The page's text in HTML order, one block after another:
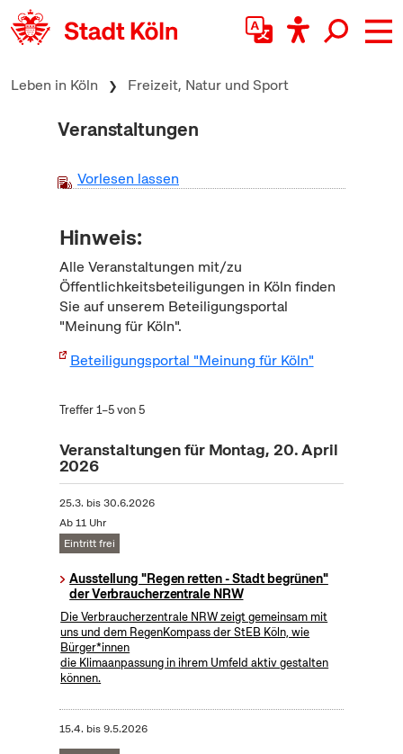
zum Inhalt springen
Leben in Köln Freizeit, Natur und Sport
Veranstaltungen
Vorlesen lassen
Hinweis:
Alle Veranstaltungen mit/zu
Öffentlichkeitsbeteiligungen in Köln finden
Sie auf unserem Beteiligungsportal
"Meinung für Köln".
Beteiligungsportal "Meinung für Köln"
Treffer 1–5 von 5
Veranstaltungen für Montag, 20. April
2026
25.3. bis30.6.2026
Ab 11 Uhr
Eintritt frei
Ausstellung "Regen retten - Stadt begrünen"
der Verbraucherzentrale NRW
Die Verbraucherzentrale NRW zeigt gemeinsam mit
uns und dem RegenKompass der StEB Köln, wie
Bürger*innen
die Klimaanpassung in ihrem Umfeld aktiv gestalten
können.
15.4. bis9.5.2026